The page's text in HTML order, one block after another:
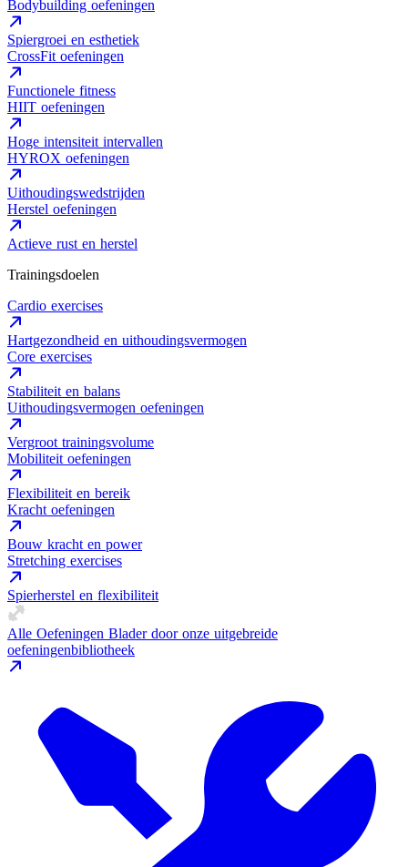
Bodybuilding oefeningen
Spiergroei en esthetiek
CrossFit oefeningen
Functionele fitness
HIIT oefeningen
Hoge intensiteit intervallen
HYROX oefeningen
Uithoudingswedstrijden
Herstel oefeningen
Actieve rust en herstel
Trainingsdoelen
Cardio exercises
Hartgezondheid en uithoudingsvermogen
Core exercises
Stabiliteit en balans
Uithoudingsvermogen oefeningen
Vergroot trainingsvolume
Mobiliteit oefeningen
Flexibiliteit en bereik
Kracht oefeningen
Bouw kracht en power
Stretching exercises
Spierherstel en flexibiliteit
Alle Oefeningen Blader door onze uitgebreide
oefeningenbibliotheek